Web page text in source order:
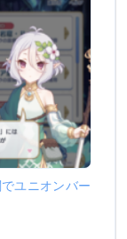
ユニオンバー